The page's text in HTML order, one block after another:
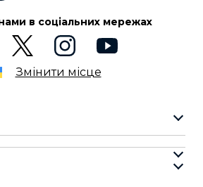
в соціальних мережах
Змінити місце